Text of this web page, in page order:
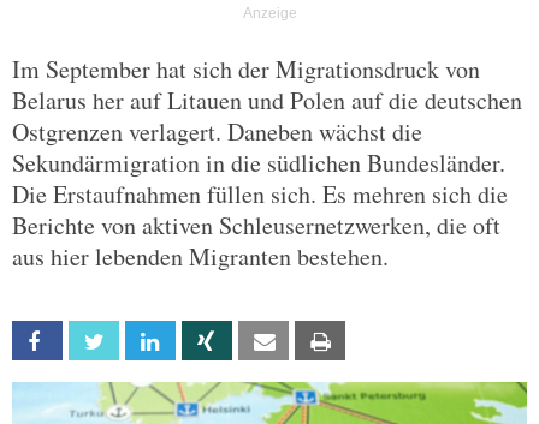
Im September hat sich der Migrationsdruck von
Belarus her auf Litauen und Polen auf die deutschen
Ostgrenzen verlagert. Daneben wächst die
Sekundärmigration in die südlichen Bundesländer.
Die Erstaufnahmen füllen sich. Es mehren sich die
Berichte von aktiven Schleusernetzwerken, die oft
aus hier lebenden Migranten bestehen.
Facebook Twitter Linkedin Xing Email